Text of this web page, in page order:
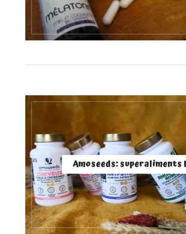
Amoseeds: superaliments